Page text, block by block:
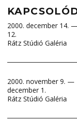
2000. december 14.
12.
Rátz Stúdió Galéria
2000. november 9. —
december 1.
Rátz Stúdió Galéria